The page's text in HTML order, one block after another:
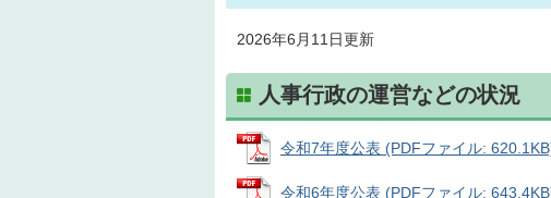
2026年6月11日更新
人事行政の運営などの状況
令和7年度公表 (PDFファイル:
令和6年度公表 (PDFファイル: